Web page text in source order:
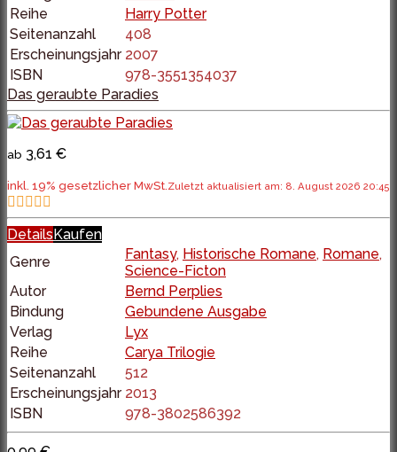
Reihe
Harry Potter
Seitenanzahl
408
Erscheinungsjahr 2007
ISBN
978-3551354037
Das geraubte Paradies
ab 3,61 €
inkl. 19% gesetzlicher MwSt.Zuletzt aktualisiert am: 8. August 2026 20:45
Details Kaufen
Genre
Fantasy, Historische Romane, Romane,
Science-Ficton
Autor
Bernd Perplies
Bindung
Gebundene Ausgabe
Verlag
Lyx
Reihe
Carya Trilogie
Seitenanzahl
512
Erscheinungsjahr 2013
ISBN
978-3802586392